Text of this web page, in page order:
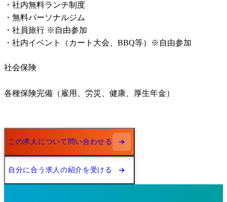
・社内無料ランチ制度
・無料パーソナルジム
・社員旅⾏ ※自由参加
・社内イベント（カート大会、BBQ等）※自由参加
社会保険
各種保険完備（雇⽤、労災、健康、厚⽣年⾦）
この求人について問い合わせる
自分に合う求人の紹介を受ける